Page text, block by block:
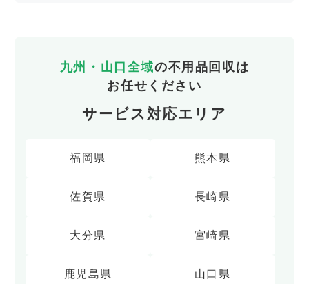
九州・山口全域の不用品回収は
お任せください
サービス対応エリア
福岡県 熊本県
佐賀県 長崎県
大分県 宮崎県
鹿児島県 山口県